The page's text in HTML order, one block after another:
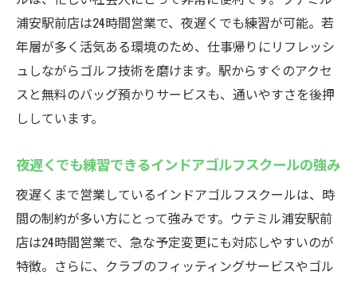
浦安駅前店は24時間営業で、夜遅くでも練習が可能。若
年層が多く活気ある環境のため、仕事帰りにリフレッシ
ュしながらゴルフ技術を磨けます。駅からすぐのアクセ
スと無料のバッグ預かりサービスも、通いやすさを後押
ししています。
夜遅くでも練習できるインドアゴルフスクールの強み
夜遅くまで営業しているインドアゴルフスクールは、時
間の制約が多い方にとって強みです。ウテミル浦安駅前
店は24時間営業で、急な予定変更にも対応しやすいのが
特徴。さらに、クラブのフィッティングサービスやゴル